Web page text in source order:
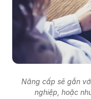
Nâng cấp sẽ gắn
nghiệp, hoặc